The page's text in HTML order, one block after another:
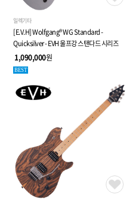
일렉기타
[E.V.H] Wolfgang® WG Standard -
Quicksilver - EVH 울프강 스탠다드 시리즈
1,090,000원
BEST